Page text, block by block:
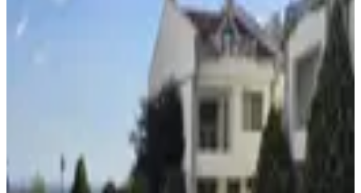
Silivri Falez Konakları 5+2 Deniz
Manzaralı Satılık Villa
Silivri, Cumhuriyet Mahallesi
330 m²· 08.08.2026
14.550.000 ₺